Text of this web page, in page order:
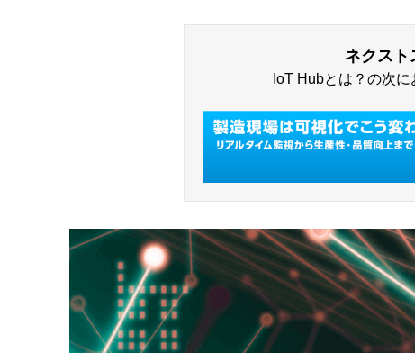
ネクスト
IoT Hubとは？の次